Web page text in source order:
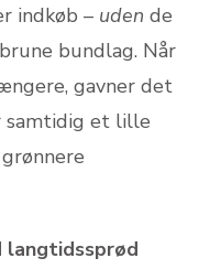
indkøb – uden de
bundlag. Når
gavner det
samtidig et lille
langtidssprød